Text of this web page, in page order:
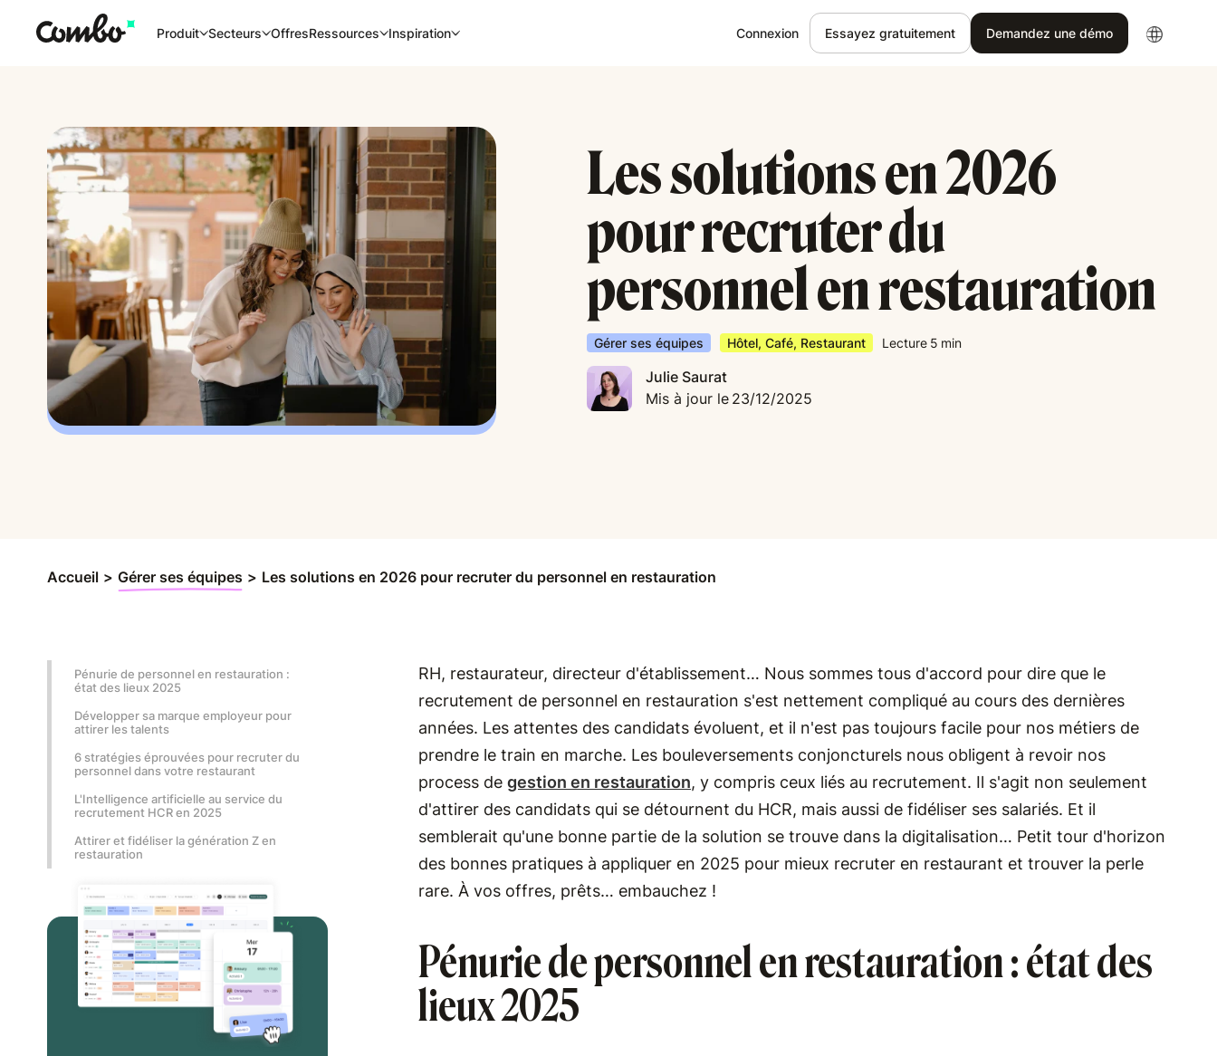
Produit Secteurs OffresRessources Inspiration Connexion Essayez gratuitement Demandez une démo
Les solutions en 2026
pour recruter du
personnel en restauration
Gérer ses équipes Hôtel, Café, Restaurant Lecture 5 min
Julie Saurat
Mis à jour le 23/12/2025
Accueil > Gérer ses équipes > Les solutions en 2026 pour recruter du personnel en restauration
Pénurie de personnel en restauration :
état des lieux 2025
Développer sa marque employeur pour
attirer les talents
6 stratégies éprouvées pour recruter du
personnel dans votre restaurant
L'Intelligence artificielle au service du
recrutement HCR en 2025
Attirer et fidéliser la génération Z en
restauration
RH, restaurateur, directeur d'établissement… Nous sommes tous d'accord pour dire que le
recrutement de personnel en restauration s'est nettement compliqué au cours des dernières
années. Les attentes des candidats évoluent, et il n'est pas toujours facile pour nos métiers de
prendre le train en marche. Les bouleversements conjoncturels nous obligent à revoir nos
process de gestion en restauration, y compris ceux liés au recrutement. Il s'agit non seulement
d'attirer des candidats qui se détournent du HCR, mais aussi de fidéliser ses salariés. Et il
semblerait qu'une bonne partie de la solution se trouve dans la digitalisation… Petit tour d'horizon
des bonnes pratiques à appliquer en 2025 pour mieux recruter en restaurant et trouver la perle
rare. À vos offres, prêts… embauchez !
Pénurie de personnel en restauration : état des
lieux 2025